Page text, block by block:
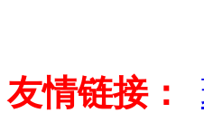
友情链接：